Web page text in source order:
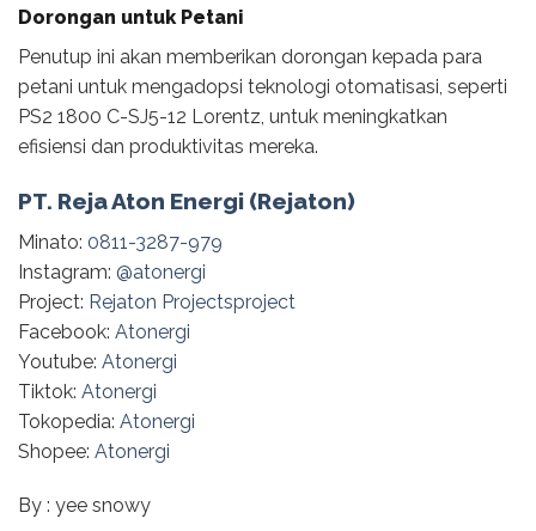
Dorongan untuk Petani
Penutup ini akan memberikan dorongan kepada para
petani untuk mengadopsi teknologi otomatisasi, seperti
PS2 1800 C-SJ5-12 Lorentz, untuk meningkatkan
efisiensi dan produktivitas mereka.
PT. Reja Aton Energi (Rejaton)
Minato: 0811-3287-979
Instagram: @‌atonergi
Project: Rejaton Projectsproject
Facebook: Atonergi
Youtube: Atonergi
Tiktok: Atonergi
Tokopedia: Atonergi
Shopee: Atonergi
By : yee snowy